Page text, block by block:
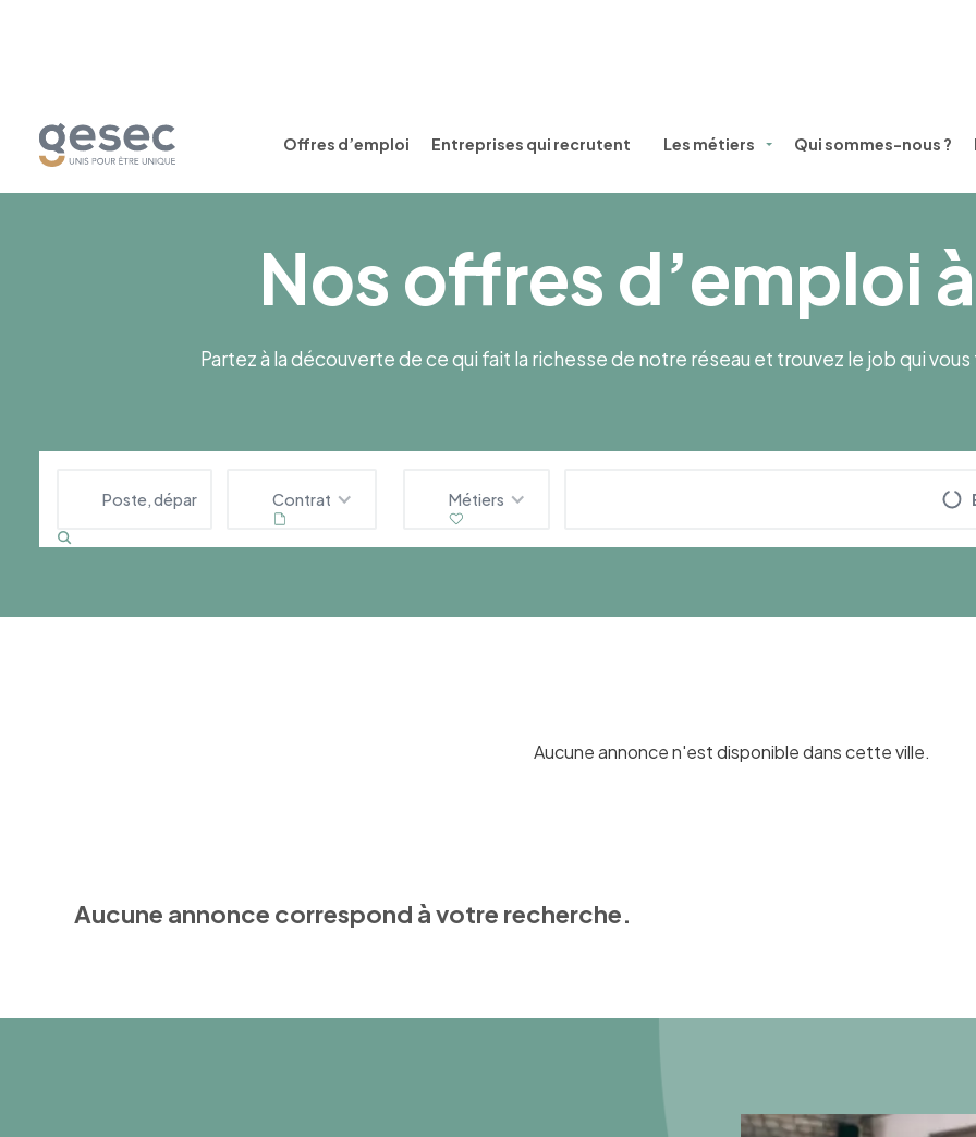
Offres d’emploi Entreprises qui recrutent Les métiers Qui sommes-nous ?
Nos offres d’emploi
Partez à la découverte de ce qui fait la richesse de notre réseau et trouvez le job qui
Contrat Métiers
Aucune annonce n'est disponible dans cette ville.
Aucune annonce correspond à votre recherche.